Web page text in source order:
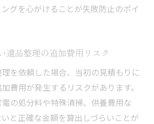
グを心がけることが失敗防止のポイ
遺品整理の追加費用リスク
を依頼した場合、当初の見積もりに
費用が発生するリスクがあります。
の処分料や特殊清掃、供養費用な
と正確な金額を算出しづらいことが